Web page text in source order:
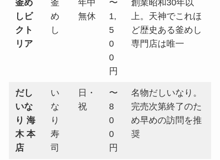
釜め
しビ
クト
リア
釜
め
し
年中
無休
〜
1,
5
0
0
円
創業昭和30年以
上。天神でこれほ
ど歴史ある釜めし
専門店は唯一
だし
いな
り 海
木 本
店
い
な
り
寿
司
日・
祝
〜
8
0
0
円
名物だしいなり。
完売次第終了のた
め早めの訪問を推
奨